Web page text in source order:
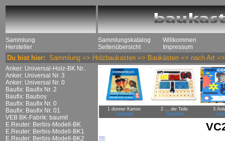
Sammlung
Hersteller
Sammlungskatalog
Seitenübersicht
Willkommen
Impressum
Du bist hier: Sammlung => Holzbaukasten => Baukästen => nach Art
Anker: Universal-Holz-BK Nr..
Anker: Universal Nr. 3
Anker: Universal Nr. 0
Baufix: Baufix Nr. 2
Baufix: Bauboy
Baufix: Baufix Nr. 0
Baufix: Baufix Nr. 01
VEB BK-Fabrik: baumit
E.Reuter: Berbis-Modell-BK
E.Reuter: Berbis-Modell-BK1
E.Reuter: Berbis-Modell-BK2
1 dünner Karton
Großbild
2 ... die Teile
Großbild
3